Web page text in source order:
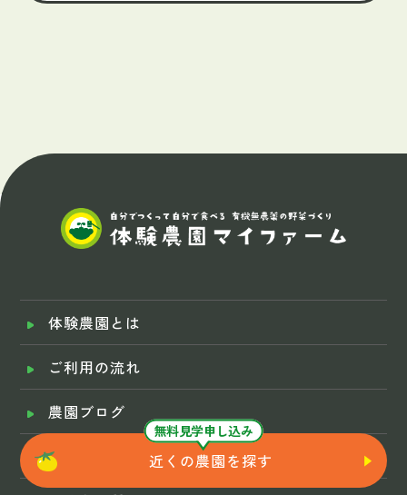
無料見学申し込み
近くの農園を探す
体験農園とは
ご利用の流れ
農園ブログ
イベント